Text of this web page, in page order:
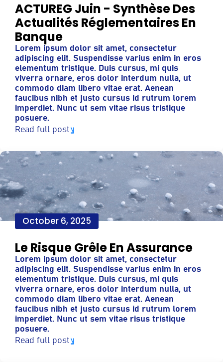
ACTUREG Juin - Synthèse Des
Actualités Réglementaires En
Banque
Lorem ipsum dolor sit amet, consectetur
adipiscing elit. Suspendisse varius enim in eros
elementum tristique. Duis cursus, mi quis
viverra ornare, eros dolor interdum nulla, ut
commodo diam libero vitae erat. Aenean
faucibus nibh et justo cursus id rutrum lorem
imperdiet. Nunc ut sem vitae risus tristique
posuere.
Read full post
October 6, 2025
Le Risque Grêle En Assurance
Lorem ipsum dolor sit amet, consectetur
adipiscing elit. Suspendisse varius enim in eros
elementum tristique. Duis cursus, mi quis
viverra ornare, eros dolor interdum nulla, ut
commodo diam libero vitae erat. Aenean
faucibus nibh et justo cursus id rutrum lorem
imperdiet. Nunc ut sem vitae risus tristique
posuere.
Read full post